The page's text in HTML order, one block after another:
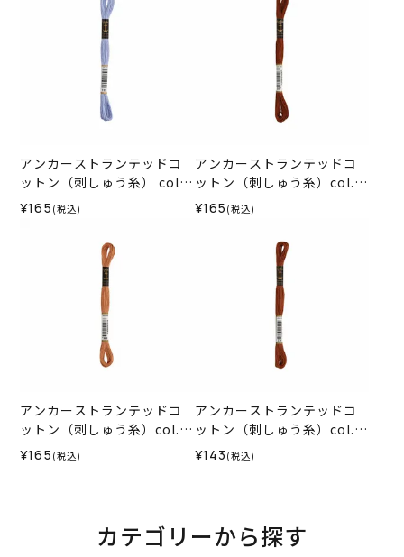
アンカーストランテッドコ
ットン（刺しゅう糸） col.1
17
¥165 (税込)
アンカーストランテッドコ
ットン（刺しゅう糸）col.0
357
¥165 (税込)
アンカーストランテッドコ
ットン（刺しゅう糸）col.0
369
¥165 (税込)
アンカーストランテッドコ
ットン（刺しゅう糸）col.0
371
¥143 (税込)
カテゴリーから探す